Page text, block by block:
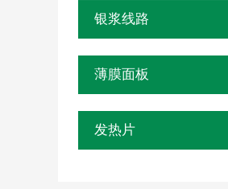
银浆线路
薄膜面板
发热片